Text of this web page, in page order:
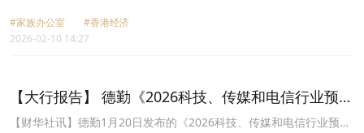
资者提供了极具吸引力的价值主张。随着国际资金积极开拓增长新前
沿，香港作为战略门户的角色，始终是全球资本市场的基石。”
示，截至2025年年底，香港的单一家族办公室数目已超过3380间，
两年间增加约680间，升幅超过25%。
#家族办公室
#香港经济
2026-02-10 14:27
【大行报告】 德勤《2026科技、传媒和电信行业预
测》：弥合理想中的AI与现实之间的差距
【财华社讯】德勤1月20日发布的《2026科技、传媒和电信行业预